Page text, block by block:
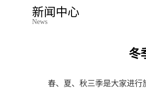
新闻中心
News
冬
春、夏、秋三季是大家进